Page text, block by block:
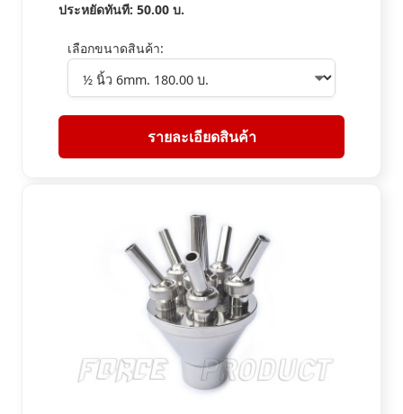
ประหยัดทันที: 50.00 บ.
เลือกขนาดสินค้า:
รายละเอียดสินค้า